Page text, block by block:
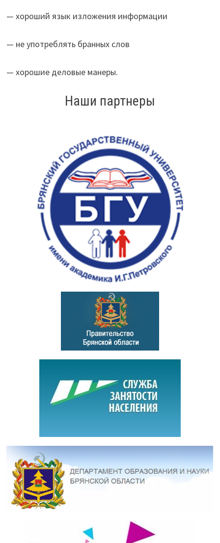
— хороший язык изложения информации
— не употреблять бранных слов
— хорошие деловые манеры.
Наши партнеры